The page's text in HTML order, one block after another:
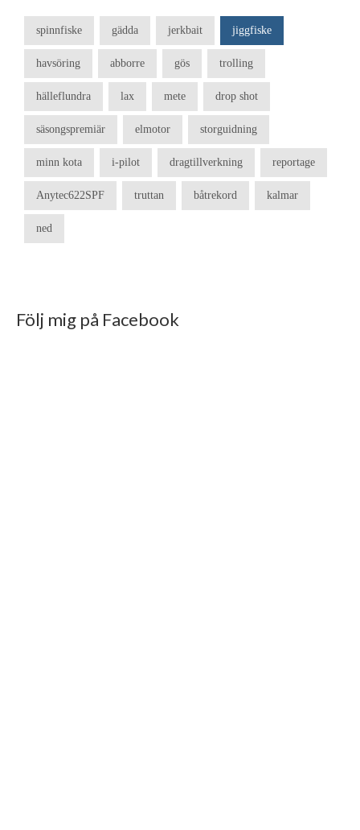
spinnfiske gädda jerkbait jiggfiske
havsöring abborre gös trolling
hälleflundra lax mete drop shot
säsongspremiär elmotor storguidning
minn kota i-pilot dragtillverkning reportage
Anytec622SPF truttan båtrekord kalmar
ned
Följ mig på Facebook